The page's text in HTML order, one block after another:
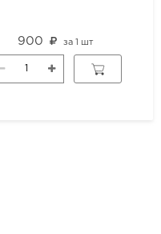
900 за 1 шт